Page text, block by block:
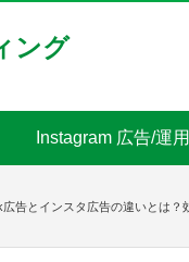
ング
Instagram 広告/運用
広告とインスタ広告の違いとは？